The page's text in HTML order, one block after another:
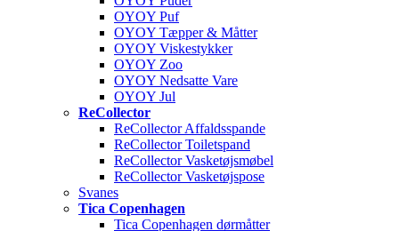
OYOY Puf
OYOY Tæpper & Måtter
OYOY Viskestykker
OYOY Zoo
OYOY Nedsatte Vare
OYOY Jul
ReCollector
ReCollector Affaldsspande
ReCollector Toiletspand
ReCollector Vasketøjsmøbel
ReCollector Vasketøjspose
Svanes
Tica Copenhagen
Tica Copenhagen dørmåtter